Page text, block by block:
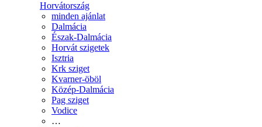
Horvátország
minden ajánlat
Dalmácia
Észak-Dalmácia
Horvát szigetek
Isztria
Krk sziget
Kvarner-öböl
Közép-Dalmácia
Pag sziget
Vodice
…